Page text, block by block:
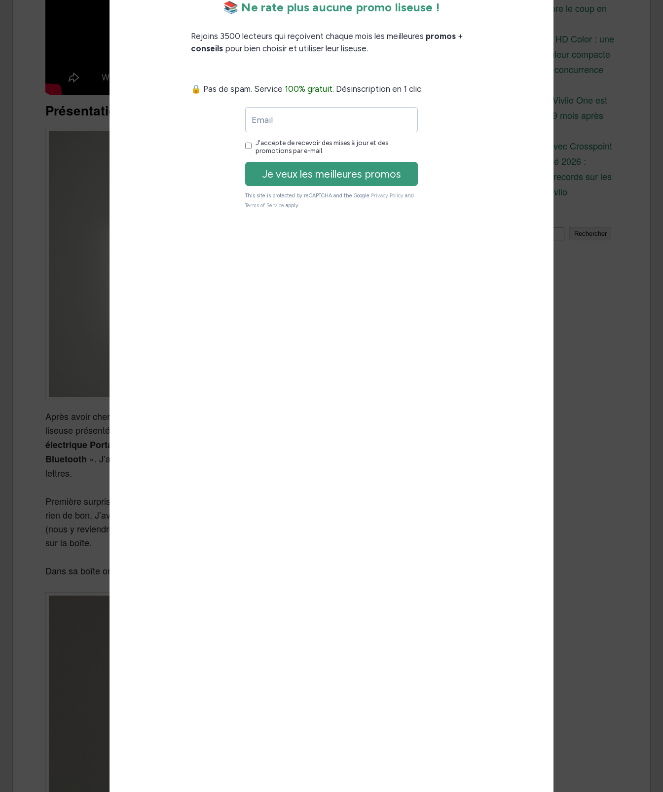
Présentation et packaging
Après avoir cherché quelques minutes sur le site Ali Express, j’ai passé commande de cette mini
liseuse présentée sous le nom étrange «
électrique Portable 2.7 pouces écran d’encre lecteur électrique Portable lecteur MP3
Bluetooth ». J’ai attendu environ 8 jours avant de retrouver un petit paquet dans ma boîte aux
lettres.
Première surprise, la boîte est toute petite et il est noté « Audio Play » dessus, ce qui n’augure
rien de bon. J’avais bien noté que cette machine permet aussi la lecture audio de fichiers MP3
(nous y reviendrons) mais je pensais que la partie lecture d’ebook serait quand même mentionnée
sur la boîte.
Dans sa boîte on retrouve la machine, un petit manuel et un câble USB-C.
valent encore le coup en
Vivlio Light HD Color : une
liseuse couleur compacte
à prix défiant toute concurrence
La liseuse Vivlio One est
un succès 9 mois après
XTEINK X4 : test avec Crosspoint
Soldes d’été 2026 :
réductions records sur les
liseuses Kobo et Vivlio
Rechercher